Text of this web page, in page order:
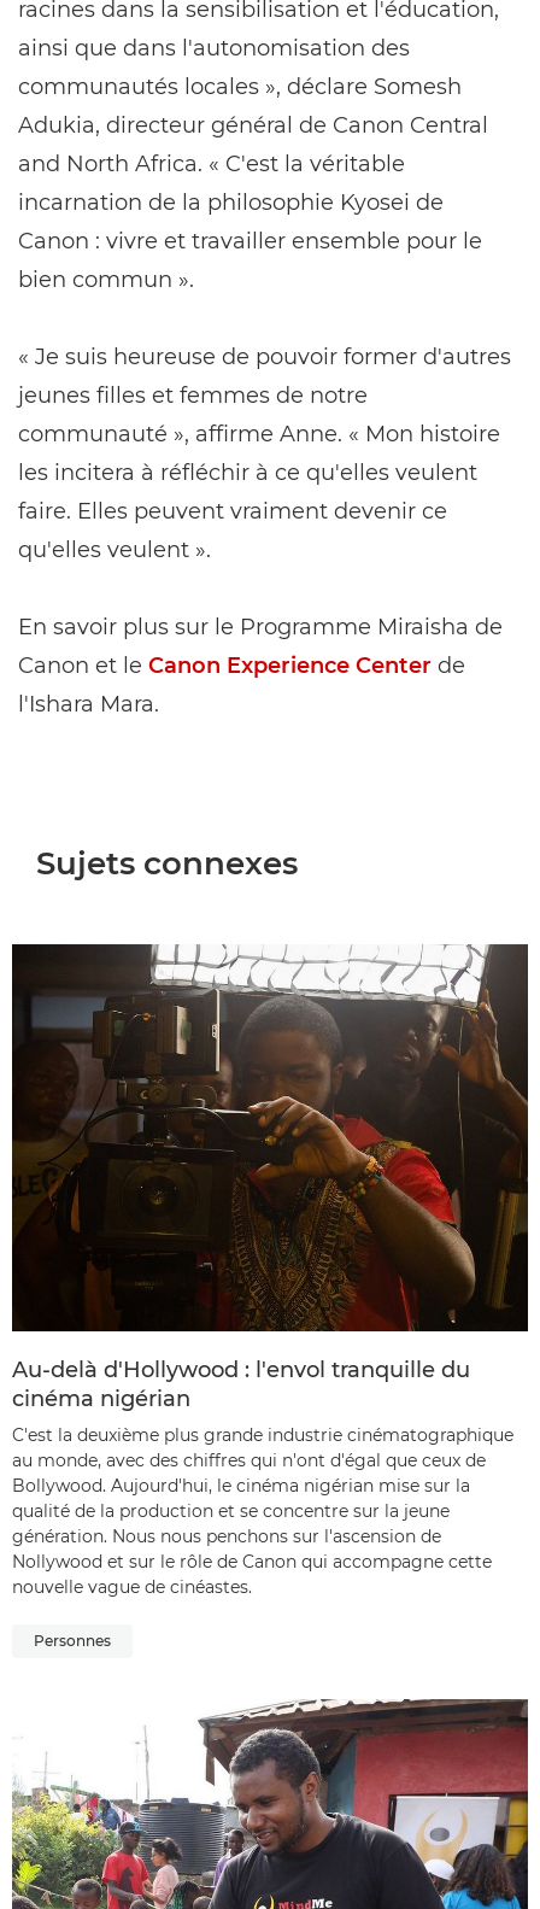
racines dans la sensibilisation et l'éducation,
ainsi que dans l'autonomisation des
communautés locales », déclare Somesh
Adukia, directeur général de Canon Central
and North Africa. « C'est la véritable
incarnation de la philosophie Kyosei de
Canon : vivre et travailler ensemble pour le
bien commun ».
« Je suis heureuse de pouvoir former d'autres
jeunes filles et femmes de notre
communauté », affirme Anne. « Mon histoire
les incitera à réfléchir à ce qu'elles veulent
faire. Elles peuvent vraiment devenir ce
qu'elles veulent ».
En savoir plus sur le Programme Miraisha de
Canon et le Canon Experience Center de
l'Ishara Mara.
Sujets connexes
Au-delà d'Hollywood : l'envol tranquille du
cinéma nigérian
C'est la deuxième plus grande industrie cinématographique
au monde, avec des chiffres qui n'ont d'égal que ceux de
Bollywood. Aujourd'hui, le cinéma nigérian mise sur la
qualité de la production et se concentre sur la jeune
génération. Nous nous penchons sur l'ascension de
Nollywood et sur le rôle de Canon qui accompagne cette
nouvelle vague de cinéastes.
Personnes